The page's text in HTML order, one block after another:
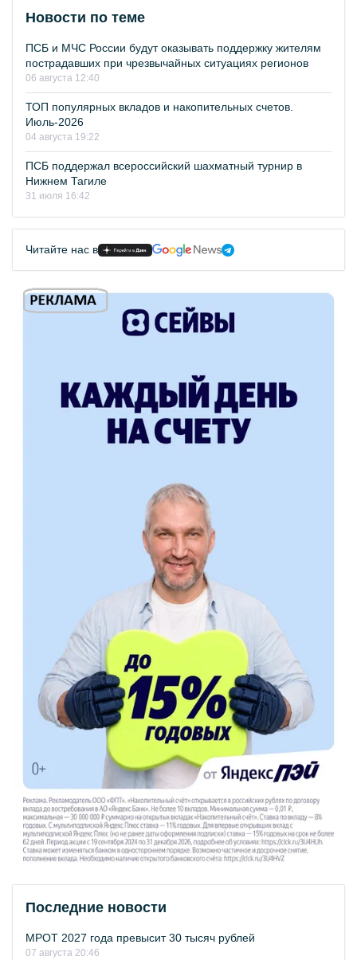
Новости по теме
ПСБ и МЧС России будут оказывать поддержку жителям
пострадавших при чрезвычайных ситуациях регионов
06 августа 12:40
ТОП популярных вкладов и накопительных счетов.
Июль-2026
04 августа 19:22
ПСБ поддержал всероссийский шахматный турнир в
Нижнем Тагиле
31 июля 16:42
Читайте нас в
Последние новости
МРОТ 2027 года превысит 30 тысяч рублей
07 августа 20:46